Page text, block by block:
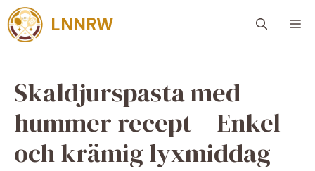
Skip
to
content
LNNRW
Skaldjurspasta med
hummer recept – Enkel
och krämig lyxmiddag